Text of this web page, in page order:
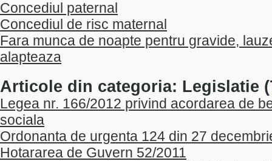
Concediul paternal
Concediul de risc maternal
Fara munca de noapte pentru gravide,
alapteaza
Articole din categoria: Legislatie
Legea nr. 166/2012 privind acordarea de
sociala
Ordonanta de urgenta 124 din 27
Hotararea de Guvern 52/2011